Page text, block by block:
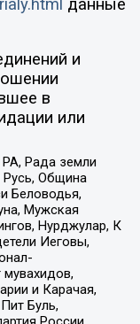
данные
и
в
или
Рада земли
Община
Беловодья,
Мужская
Нурджулар, К
Иеговы,
и Карачая,
Буль,